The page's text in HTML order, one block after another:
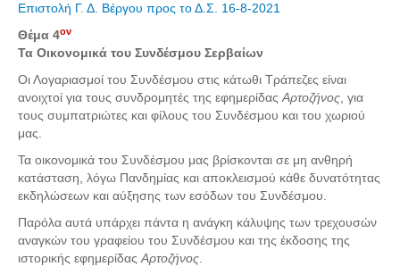
Επιτυχίες - Διακρίσεις
Μηνύματα Επισκεπτών
παλιά αρχειοθετημένα
Λαογραφία
Πολιτιστικά
Οπτικοακουστικά
Δημοτικά Τραγούδια
Videos
Επιστολή Γ. Δ. Βέργου προς το Δ.Σ. 16-8-2021
Θέμα 4ον
Τα Οικονομικά του Συνδέσμου Σερβαίων
Οι Λογαριασμοί του Συνδέσμου στις κάτωθι Τράπεζες είναι
ανοιχτοί για τους συνδρομητές της εφημερίδας Αρτοζήνος , για
τους συμπατριώτες και φίλους του Συνδέσμου και του χωριού
μας.
Τα οικονομικά του Συνδέσμου μας βρίσκονται σε μη ανθηρή
κατάσταση, λόγω Πανδημίας και αποκλεισμού κάθε δυνατότητας
εκδηλώσεων και αύξησης των εσόδων του Συνδέσμου.
Παρόλα αυτά υπάρχει πάντα η ανάγκη κάλυψης των τρεχουσών
αναγκών του γραφείου του Συνδέσμου και της έκδοσης της
ιστορικής εφημερίδας Αρτοζήνος